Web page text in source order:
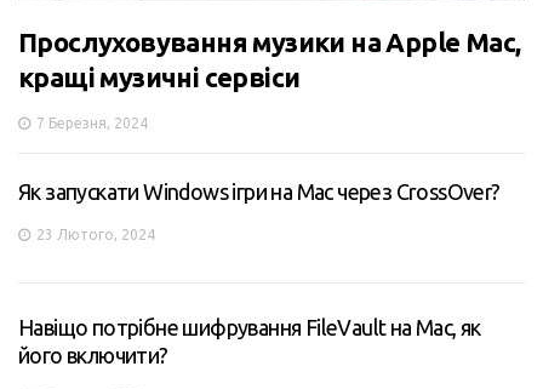
Прослуховування музики на Apple Mac,
кращі музичні сервіси
7 Березня, 2024
Як запускати Windows ігри на Mac через CrossOver?
23 Лютого, 2024
Навіщо потрібне шифрування FileVault на Mac, як
його включити?